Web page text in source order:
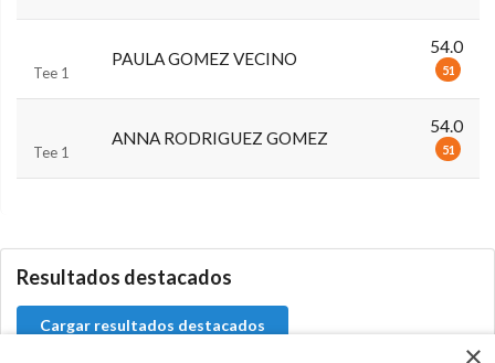
Tee 1
PAULA GOMEZ VECINO
54.0
51
Tee 1
ANNA RODRIGUEZ GOMEZ
54.0
51
Resultados destacados
Cargar resultados destacados